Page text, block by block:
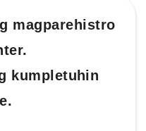
magparehistro
kumpletuhin